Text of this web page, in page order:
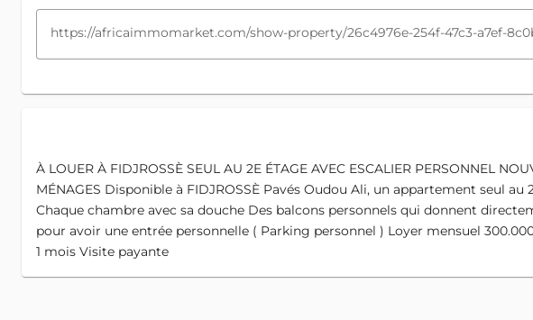
À LOUER À FIDJROSSÈ SEUL AU 2E ÉTAGE AVEC ESCALIER PERSONNEL
MÉNAGES Disponible à FIDJROSSÈ Pavés Oudou Ali, un appartement seul
Chaque chambre avec sa douche Des balcons personnels qui donnent
pour avoir une entrée personnelle ( Parking personnel ) Loyer mensuel
1 mois Visite payante